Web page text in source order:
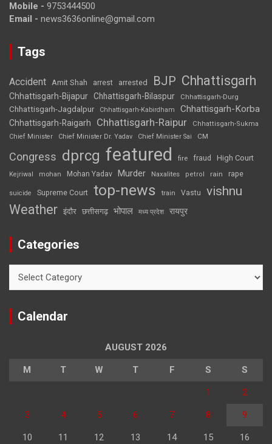
Mobile - 9753444500
Email - news3636online@gmail.com
Tags
Accident Amit Shah arrest arrested BJP Chhattisgarh
Chhattisgarh-Bijapur Chhattisgarh-Bilaspur Chhattisgarh-Durg
Chhattisgarh-Jagdalpur Chhattisgarh-Kabirdham Chhattisgarh-Korba
Chhattisgarh-Raigarh Chhattisgarh-Raipur
Chhattisgarh-Sukma
Chief Minister
Chief Minister Dr. Yadav Chief Minister Sai CM
Congress dprcg featured fire fraud High Court
Kejriwal mohan Mohan Yadav Murder Naxalites petrol rain rape
suicide Supreme Court top-news train Vastu vishnu
Weather इंदौर छत्तीसगढ़ भोपाल मध्य प्रदेश रायपुर
Categories
Calendar
AUGUST 2026
M T W T F S S
1 2
3 4 5 6 7 8 9
10 11 12 13 14 15 16